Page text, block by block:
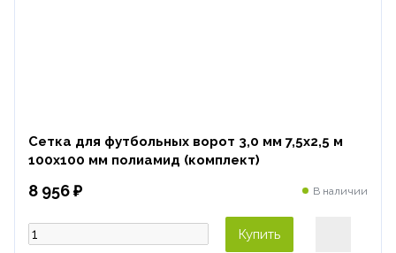
Сетка для футбольных ворот 3,0 мм 7,5х2,5 м
100х100 мм полиамид (комплект)
8 956 ₽ В наличии
Купить